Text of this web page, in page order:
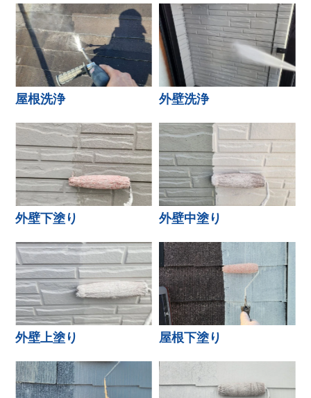
屋根洗浄 外壁洗浄
外壁下塗り 外壁中塗り
外壁上塗り 屋根下塗り